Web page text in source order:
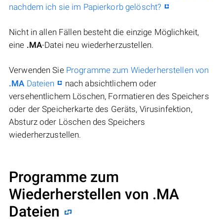
nachdem ich sie im Papierkorb gelöscht?
Nicht in allen Fällen besteht die einzige Möglichkeit,
eine .MA-Datei neu wiederherzustellen.
Verwenden Sie Programme zum Wiederherstellen von
.MA Dateien
nach absichtlichem oder
versehentlichem Löschen, Formatieren des Speichers
oder der Speicherkarte des Geräts, Virusinfektion,
Absturz oder Löschen des Speichers
wiederherzustellen.
Programme zum
Wiederherstellen von .MA
Dateien